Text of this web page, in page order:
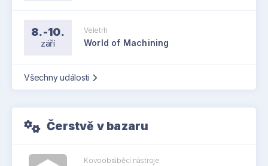
8.-10.
září
Veletrh
World of Machining
Všechny události
Čerstvě v bazaru
Kovoobráběcí nástroje